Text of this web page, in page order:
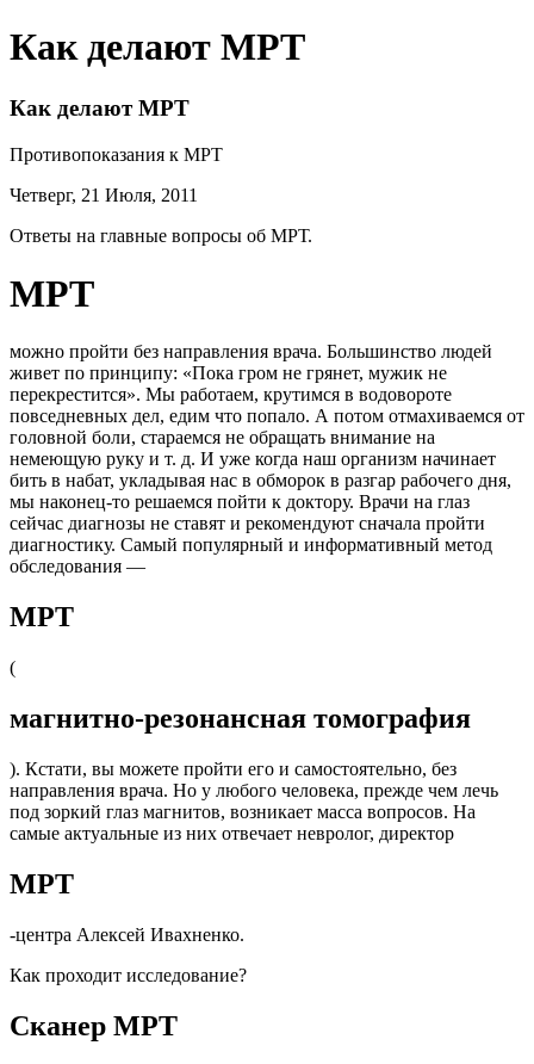
Как делают МРТ
Как делают МРТ
Противопоказания к МРТ
Четверг, 21 Июля, 2011
Ответы на главные вопросы об МРТ.
МРТ
можно пройти без направления врача. Большинство людей
живет по принципу: «Пока гром не грянет, мужик не
перекрестится». Мы работаем, крутимся в водовороте
повседневных дел, едим что попало. А потом отмахиваемся от
головной боли, стараемся не обращать внимание на
немеющую руку и т. д. И уже когда наш организм начинает
бить в набат, укладывая нас в обморок в разгар рабочего дня,
мы наконец-то решаемся пойти к доктору. Врачи на глаз
сейчас диагнозы не ставят и рекомендуют сначала пройти
диагностику. Самый популярный и информативный метод
обследования —
МРТ
(
магнитно-резонансная томография
). Кстати, вы можете пройти его и самостоятельно, без
направления врача. Но у любого человека, прежде чем лечь
под зоркий глаз магнитов, возникает масса вопросов. На
самые актуальные из них отвечает невролог, директор
МРТ
-центра Алексей Ивахненко.
Как проходит исследование?
Сканер МРТ